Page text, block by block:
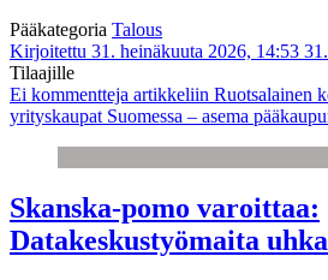
Pääkategoria Talous
Kirjoitettu 31. heinäkuuta 2026, 14:53
Tilaajille
Ei kommentteja artikkeliin Ruotsalainen
yrityskaupat Suomessa – asema
Skanska-pomo varoittaa:
Datakeskustyömaita